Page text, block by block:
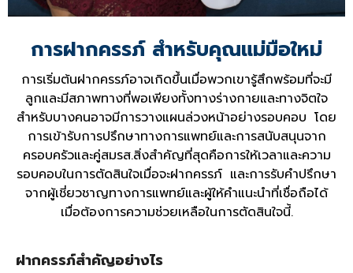
การฝากครรภ์ สำหรับคุณแม่มือใหม่
การเริ่มต้นฝากครรภ์อาจเกิดขึ้นเมื่อพวกเขารู้สึกพร้อมที่จะมี
ลูกและมีสภาพทางที่พอเพียงทั้งทางร่างกายและทางจิตใจ
สำหรับบางคนอาจมีการวางแผนล่วงหน้าอย่างรอบคอบ โดย
การเข้ารับการปรึกษาทางการแพทย์และการสนับสนุนจาก
ครอบครัวและคู่สมรส.สิ่งสำคัญที่สุดคือการให้เวลาและความ
รอบคอบในการตัดสินใจเมื่อจะฝากครรภ์ และการรับคำปรึกษา
จากผู้เชี่ยวชาญทางการแพทย์และผู้ให้คำแนะนำที่เชื่อถือได้
เมื่อต้องการความช่วยเหลือในการตัดสินใจนี้.
ฝากครรภ์สำคัญอย่างไร